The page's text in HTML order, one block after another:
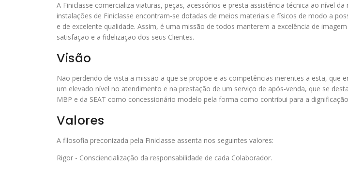
A Finiclasse comercializa viaturas, peças, acessórios e presta assistência técnica ao nível
instalações de Finiclasse encontram-se dotadas de meios materiais e físicos de modo a
e de excelente qualidade. Assim, é uma missão de todos manterem a excelência de
satisfação e a fidelização dos seus Clientes.
Visão
Não perdendo de vista a missão a que se propõe e as competências inerentes a esta,
um elevado nível no atendimento e na prestação de um serviço de após-venda, que se
MBP e da SEAT como concessionário modelo pela forma como contribui para a
Valores
A filosofia preconizada pela Finiclasse assenta nos seguintes valores:
Rigor - Consciencialização da responsabilidade de cada Colaborador.